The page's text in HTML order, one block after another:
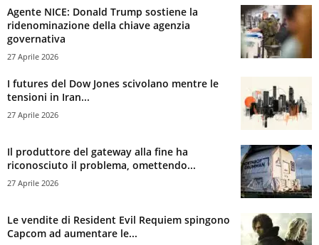
Agente NICE: Donald Trump sostiene la
ridenominazione della chiave agenzia
governativa
27 Aprile 2026
I futures del Dow Jones scivolano mentre le
tensioni in Iran...
27 Aprile 2026
Il produttore del gateway alla fine ha
riconosciuto il problema, omettendo...
27 Aprile 2026
Le vendite di Resident Evil Requiem spingono
Capcom ad aumentare le...